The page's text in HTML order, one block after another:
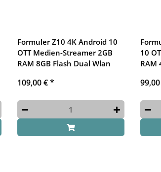
Formuler Z10 4K Android 10
OTT Medien-Streamer 2GB
RAM 8GB Flash Dual Wlan
109,00 €*
10
RAM